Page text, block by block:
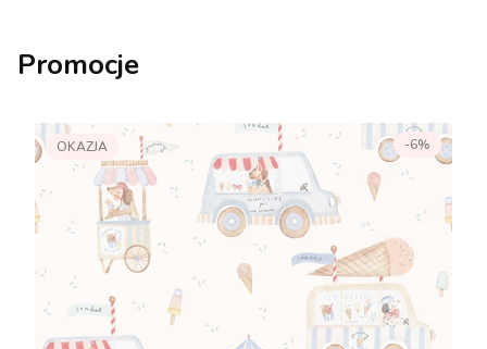
Promocje
OKAZJA -6%